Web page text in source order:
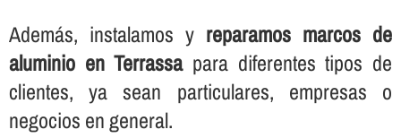
Además, instalamos y reparamos marcos de
aluminio en Terrassapara diferentes tipos de
clientes, ya sean particulares, empresas o
negocios en general.